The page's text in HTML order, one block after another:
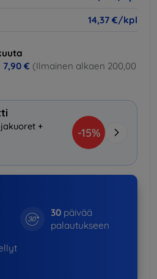
14,37 €/kpl
7,90 € (Ilmainen alkaen 200,00
+
-15%
30 päivää
palautukseen